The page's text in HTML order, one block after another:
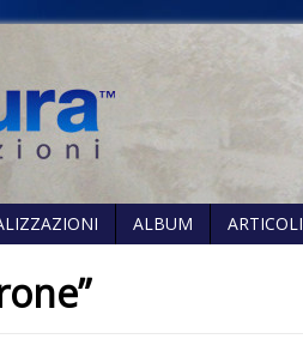
ALBUM ARTICOLI